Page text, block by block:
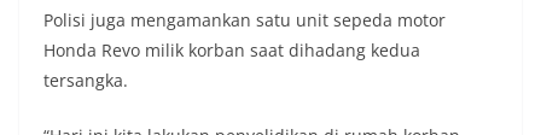
Polisi juga mengamankan satu unit sepeda motor
Honda Revo milik korban saat dihadang kedua
tersangka.